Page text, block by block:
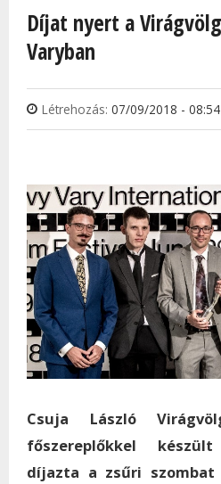
Díjat nyert a
Varyban
Létrehozás: 07/09/2018 - 08:54
Csuja László
főszereplőkkel
díjazta a zsűri szombat